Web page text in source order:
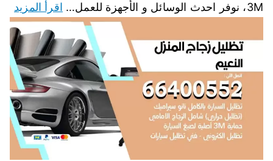
3M، نوفر احدث الوسائل و الأجهزة للعمل…
اقرأ المزيد